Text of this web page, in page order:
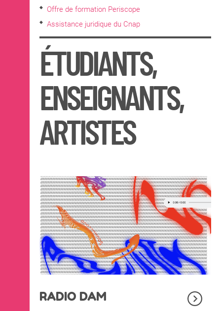
Offre de formation Periscope
Assistance juridique du Cnap
ÉTUDIANTS,
ENSEIGNANTS,
ARTISTES
RADIO DAM